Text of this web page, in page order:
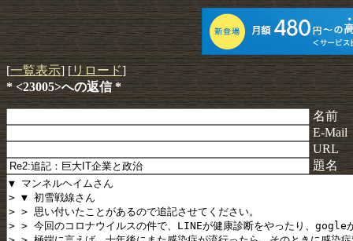
[一覧表示] [リロード]
* <23005>への返信 *
名前
E-Mail
URL
題名